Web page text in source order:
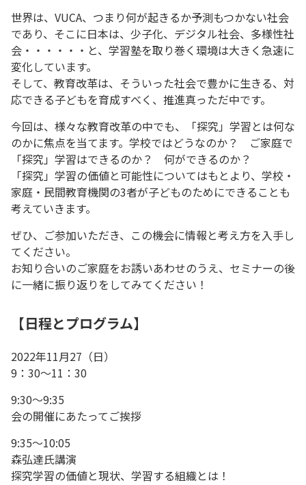
世界は、VUCA、つまり何が起きるか予測もつかない社会
であり、そこに日本は、少子化、デジタル社会、多様性社
会・・・・・・と、学習塾を取り巻く環境は大きく急速に
変化しています。
そして、教育改革は、そういった社会で豊かに生きる、対
応できる子どもを育成すべく、推進真っただ中です。
今回は、様々な教育改革の中でも、「探究」学習とは何な
のかに焦点を当てます。学校ではどうなのか？ ご家庭で
「探究」学習はできるのか？ 何ができるのか？
「探究」学習の価値と可能性についてはもとより、学校・
家庭・民間教育機関の3者が子どものためにできることも
考えていきます。
ぜひ、ご参加いただき、この機会に情報と考え方を入手し
てください。
お知り合いのご家庭をお誘いあわせのうえ、セミナーの後
に一緒に振り返りをしてみてください！
【日程とプログラム】
2022年11月27（日）
9：30～11：30
9:30～9:35
会の開催にあたってご挨拶
9:35～10:05
森弘達氏講演
探究学習の価値と現状、学習する組織とは！